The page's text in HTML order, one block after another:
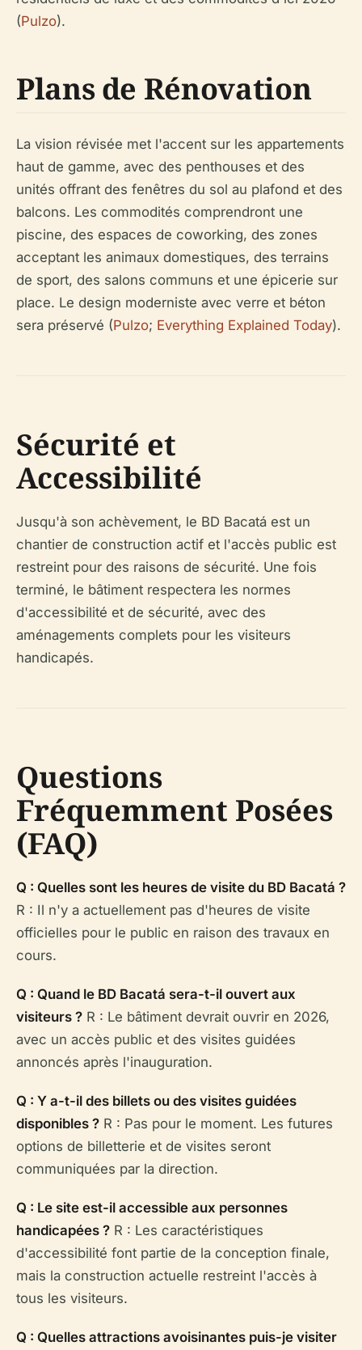
(Pulzo).
Plans de Rénovation
La vision révisée met l'accent sur les appartements
haut de gamme, avec des penthouses et des
unités offrant des fenêtres du sol au plafond et des
balcons. Les commodités comprendront une
piscine, des espaces de coworking, des zones
acceptant les animaux domestiques, des terrains
de sport, des salons communs et une épicerie sur
place. Le design moderniste avec verre et béton
sera préservé (Pulzo; Everything Explained Today).
Sécurité et
Accessibilité
Jusqu'à son achèvement, le BD Bacatá est un
chantier de construction actif et l'accès public est
restreint pour des raisons de sécurité. Une fois
terminé, le bâtiment respectera les normes
d'accessibilité et de sécurité, avec des
aménagements complets pour les visiteurs
handicapés.
Questions
Fréquemment Posées
(FAQ)
Q : Quelles sont les heures de visite du BD Bacatá ?
R : Il n'y a actuellement pas d'heures de visite
officielles pour le public en raison des travaux en
cours.
Q : Quand le BD Bacatá sera-t-il ouvert aux
visiteurs ? R : Le bâtiment devrait ouvrir en 2026,
avec un accès public et des visites guidées
annoncés après l'inauguration.
Q : Y a-t-il des billets ou des visites guidées
disponibles ? R : Pas pour le moment. Les futures
options de billetterie et de visites seront
communiquées par la direction.
Q : Le site est-il accessible aux personnes
handicapées ? R : Les caractéristiques
d'accessibilité font partie de la conception finale,
mais la construction actuelle restreint l'accès à
tous les visiteurs.
Q : Quelles attractions avoisinantes puis-je visiter